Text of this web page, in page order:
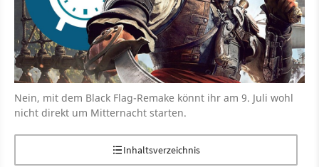
Nein, mit dem Black Flag-Remake könnt ihr am 9. Juli wohl
nicht direkt um Mitternacht starten.
Inhaltsverzeichnis